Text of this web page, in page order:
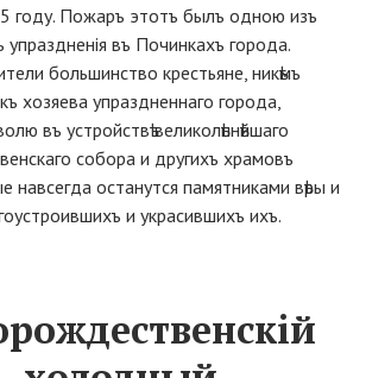
году. Пожаръ этотъ былъ одною изъ
упраздненія въ Починкахъ города.
большинство крестьяне, никѣмъ
хозяева упраздненнаго города,
въ устройствѣ великолѣпнѣйшаго
собора и другихъ храмовъ
навсегда останутся памятниками вѣры и
и украсившихъ ихъ.